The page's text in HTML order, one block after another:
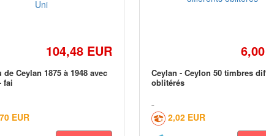
104,48 EUR
de Ceylan 1875 à 1948 avec
fai
EUR
Ceylan - Ceylon 50 timbres
oblitérés
2,02 EUR